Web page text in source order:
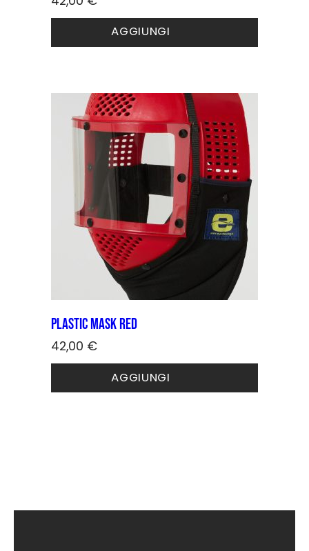
AGGIUNGI
Plastic Mask Red
42,00 €
AGGIUNGI